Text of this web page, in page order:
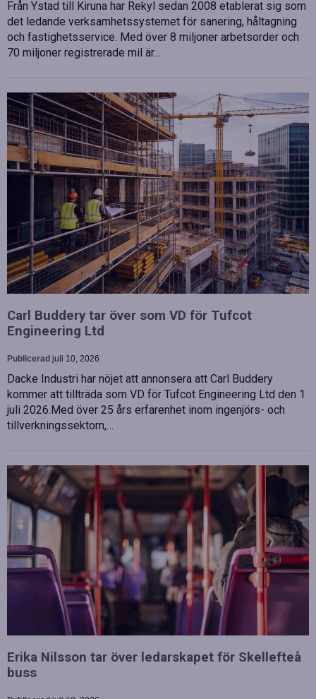
Från Ystad till Kiruna har Rekyl sedan 2008 etablerat sig som
det ledande verksamhetssystemet för sanering, håltagning
och fastighetsservice. Med över 8 miljoner arbetsorder och
70 miljoner registrerade mil är…
Carl Buddery tar över som VD för Tufcot
Engineering Ltd
Publicerad juli 10, 2026
Dacke Industri har nöjet att annonsera att Carl Buddery
kommer att tillträda som VD för Tufcot Engineering Ltd den 1
juli 2026.Med över 25 års erfarenhet inom ingenjörs- och
tillverkningssektorn,…
Erika Nilsson tar över ledarskapet för Skellefteå
buss